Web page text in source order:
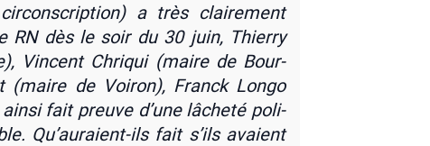
a très clai­re­ment
RN dès le soir du 30 juin, Thier­ry
Vincent Chri­qui (maire de Bour­
(maire de Voi­ron), Franck Lon­go
fait preuve d’une lâche­té poli­
Qu’auraient-ils fait s’ils avaient